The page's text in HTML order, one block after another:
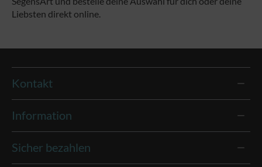
Liebsten direkt online.
Kontakt
Information
Sicher bezahlen